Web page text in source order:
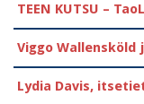
TEEN KUTSU –
Viggo
Lydia Davis,